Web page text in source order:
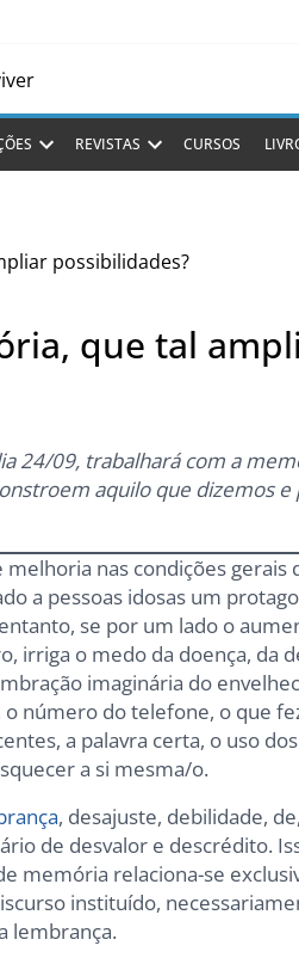
REVISTAS CURSOS
que tal
24/09, trabalhará com a
aquilo que dizemos
melhoria nas condições gerais
a pessoas idosas um
se por um lado o
irriga o medo da doença, da
imaginária do
número do telefone, o que
a palavra certa, o uso
a si mesma/o.
, desajuste, debilidade,
de desvalor e descrédito.
memória relaciona-se
instituído,
lembrança.